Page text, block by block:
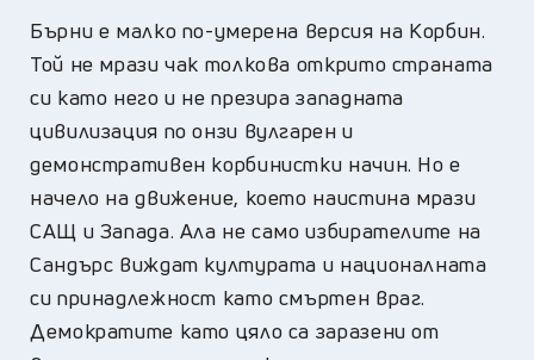
Бърни е малко по-умерена версия на Корбин.
Той не мрази чак толкова открито страната
си като него и не презира западната
цивилизация по онзи вулгарен и
демонстративен корбинистки начин. Но е
начело на движение, което наистина мрази
САЩ и Запада. Ала не само избирателите на
Сандърс виждат културата и националната
си принадлежност като смъртен враг.
Демократите като цяло са заразени от